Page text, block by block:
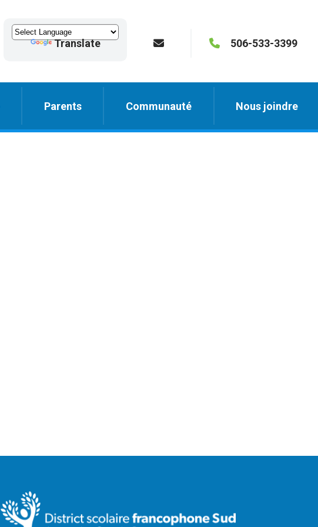
Translate 506-533-3399
Parents Communauté Nous joindre